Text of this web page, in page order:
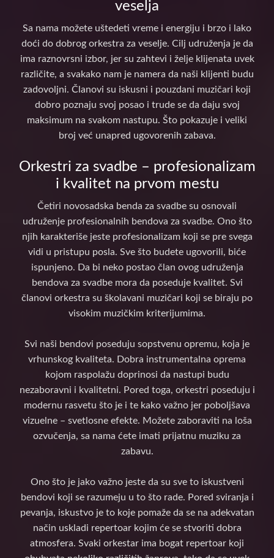
veselja
Sa nama možete uštedeti vreme i energiju i brzo i lako
doći do dobrog orkestra za veselje. Cilj udruženja je da
ima raznovrsni izbor, jer su zahtevi i želje klijenata uvek
različite, a svakako nam je namera da naši klijenti budu
zadovoljni. Članovi su iskusni i pouzdani muzičari koji
dobro poznaju svoj posao i trude se da daju svoj
maksimum na svakom nastupu. Što pokazuje i veliki
broj već unapred ugovorenih zabava.
Orkestri za svadbe – profesionalizam
i kvalitet na prvom mestu
Četiri novosadska benda za svadbe su osnovali
udruženje profesionalnih bendova za svadbe. Ono što
njih karakteriše jeste profesionalizam koji se pre svega
vidi u pristupu posla. Sve što budete ugovorili, biće
ispunjeno. Da bi neko postao član ovog udruženja
bendova za svadbe mora da poseduje kvalitet. Svi
članovi orkestra su školavani muzičari koji se biraju po
visokim muzičkim kriterijumima.
Svi naši bendovi poseduju sopstvenu opremu, koja je
vrhunskog kvaliteta. Dobra instrumentalna oprema
kojom raspolažu doprinosi da nastupi budu
nezaboravni i kvalitetni. Pored toga, orkestri poseduju i
modernu rasvetu što je i te kako važno jer poboljšava
vizuelne – svetlosne efekte. Možete zaboraviti na loša
ozvučenja, sa nama ćete imati prijatnu muziku za
zabavu.
Ono što je jako važno jeste da su sve to iskustveni
bendovi koji se razumeju u to što rade. Pored sviranja i
pevanja, iskustvo je to koje pomaže da se na adekvatan
način uskladi repertoar kojim će se stvoriti dobra
atmosfera. Svaki orkestar ima bogat repertoar koji